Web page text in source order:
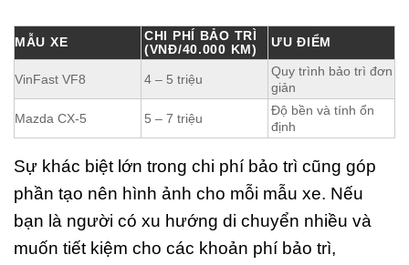
MẪU XE
CHI PHÍ BẢO TRÌ
(VNĐ/40.000 KM)
ƯU ĐIỂM
VinFast VF8 4 – 5 triệu
Quy trình bảo trì đơn
giản
Mazda CX-5 5 – 7 triệu
Độ bền và tính ổn
định
Sự khác biệt lớn trong chi phí bảo trì cũng góp
phần tạo nên hình ảnh cho mỗi mẫu xe. Nếu
bạn là người có xu hướng di chuyển nhiều và
muốn tiết kiệm cho các khoản phí bảo trì,